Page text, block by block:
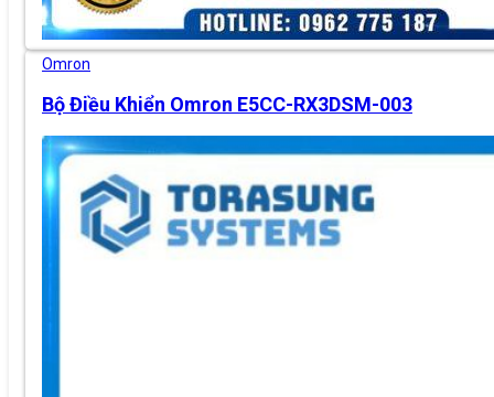
Omron
Bộ Điều Khiển Omron E5CC-RX3DSM-003